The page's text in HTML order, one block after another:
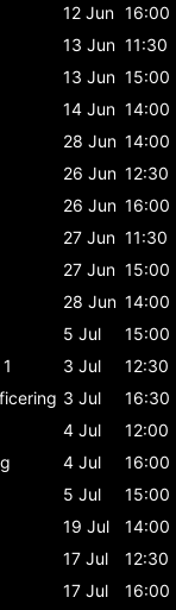
12 Jun 16:00
13 Jun 11:30
13 Jun 15:00
14 Jun 14:00
28 Jun 14:00
26 Jun 12:30
26 Jun 16:00
27 Jun 11:30
27 Jun 15:00
28 Jun 14:00
5 Jul
15:00
3 Jul
12:30
3 Jul
16:30
4 Jul
12:00
4 Jul
16:00
5 Jul
15:00
19 Jul
14:00
17 Jul
12:30
17 Jul
16:00